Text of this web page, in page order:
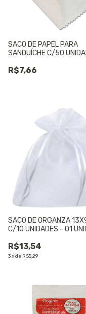
SACO DE PAPEL PARA
SANDUÍCHE C/50
R$7,66
SACO DE ORGANZA
C/10 UNIDADES - 01
R$13,54
3xde R$5,29